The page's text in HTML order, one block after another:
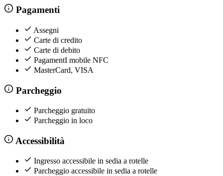
Pagamenti
Assegni
Carte di credito
Carte di debito
PagamentI mobile NFC
MasterCard, VISA
Parcheggio
Parcheggio gratuito
Parcheggio in loco
Accessibilità
Ingresso accessibile in sedia a rotelle
Parcheggio accessibile in sedia a rotelle